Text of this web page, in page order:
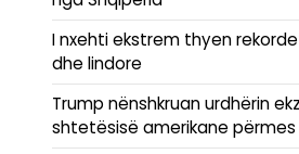
I nxehti ekstrem thyen
dhe lindore
Trump nënshkruan urdhërin
shtetësisë amerikane